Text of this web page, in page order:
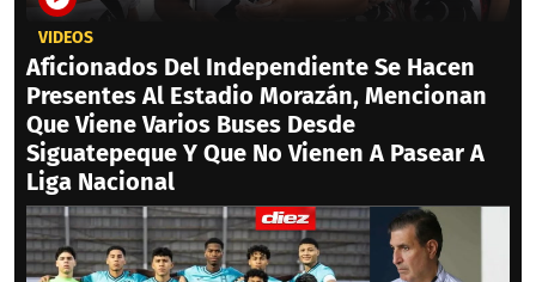
VIDEOS
Aficionados Del Independiente Se Hacen
Presentes Al Estadio Morazán, Mencionan
Que Viene Varios Buses Desde
Siguatepeque Y Que No Vienen A Pasear A
Liga Nacional